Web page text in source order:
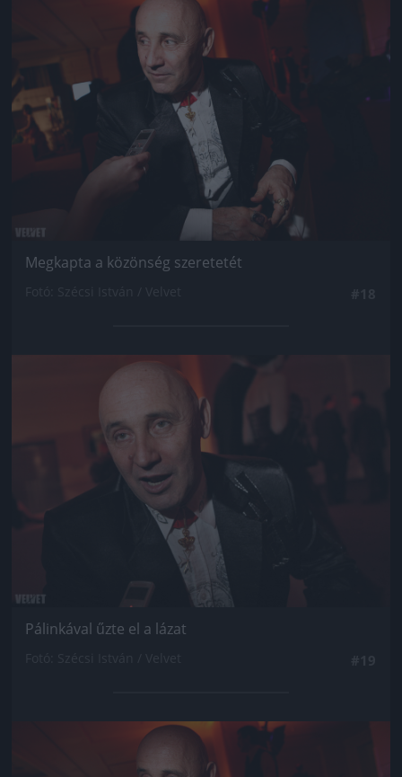
Jön még kép!
Megkapta a közönség szeretetét
Jön még kép!
Pálinkával űzte el a lázat
Jön még kép!